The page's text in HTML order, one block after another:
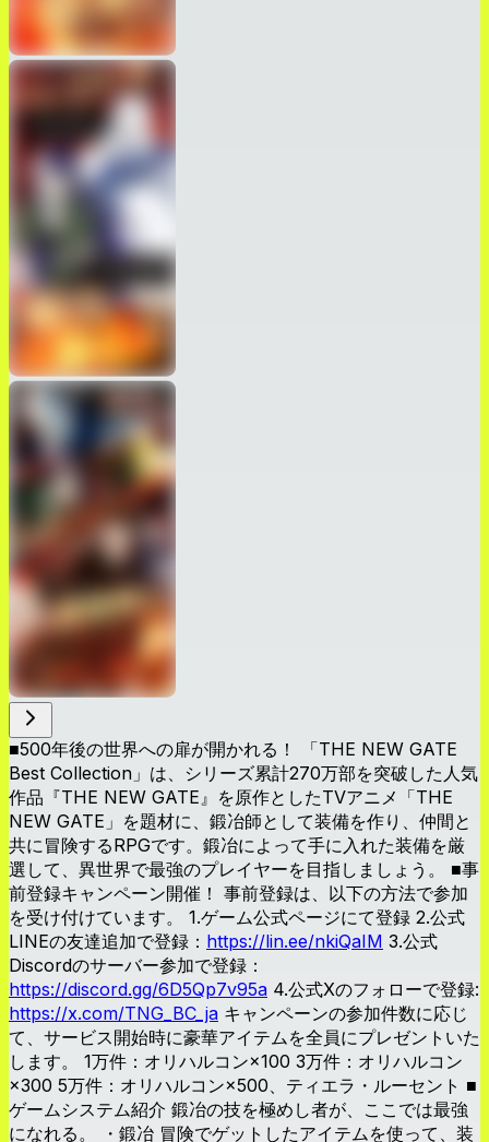
■500年後の世界への扉が開かれる！ 「THE NEW GATE
Best Collection」は、シリーズ累計270万部を突破した人気
作品『THE NEW GATE』を原作としたTVアニメ「THE
NEW GATE」を題材に、鍛冶師として装備を作り、仲間と
共に冒険するRPGです。鍛冶によって手に入れた装備を厳
選して、異世界で最強のプレイヤーを目指しましょう。 ■事
前登録キャンペーン開催！ 事前登録は、以下の方法で参加
を受け付けています。 1.ゲーム公式ページにて登録 2.公式
LINEの友達追加で登録： https://lin.ee/nkiQaIM 3.公式
Discordのサーバー参加で登録：
https://discord.gg/6D5Qp7v95a 4.公式Xのフォローで登録:
https://x.com/TNG_BC_ja キャンペーンの参加件数に応じ
て、サービス開始時に豪華アイテムを全員にプレゼントいた
します。 1万件：オリハルコン×100 3万件：オリハルコン
×300 5万件：オリハルコン×500、ティエラ・ルーセント ■
ゲームシステム紹介 鍛冶の技を極めし者が、ここでは最強
になれる。 ・鍛冶 冒険でゲットしたアイテムを使って、装